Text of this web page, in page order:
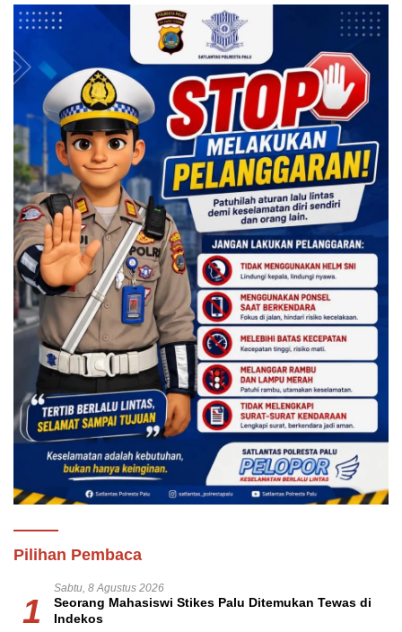
Pilihan Pembaca
1
Sabtu, 8 Agustus 2026
Seorang Mahasiswi Stikes Palu Ditemukan Tewas di
Indekos